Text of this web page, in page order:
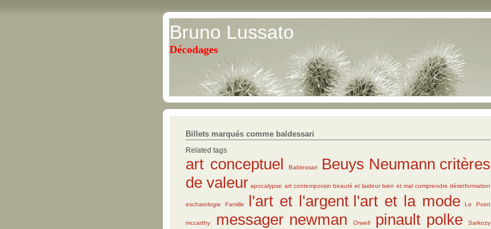
Bruno Lussato
Décodages
Billets marqués comme baldessari
Related tags
art conceptuel Baldessari Beuys Neumann critères
de valeur apocalypse art contemporain beauté et laideur bien et mal comprendre désinformation
eschatologie Famille l'art et l'argent l'art et la mode Le Point
mccarthy messager newman Orwell pinault polke
Sarkozy